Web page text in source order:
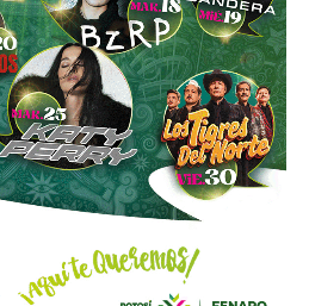
y cumpla con las
la ley, la plataforma no podrá
en San Luis Potosí.
MiTaxi será la plataforma oficial
2026